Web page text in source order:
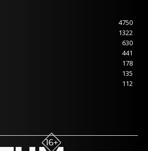
4750
1322
630
441
178
135
112